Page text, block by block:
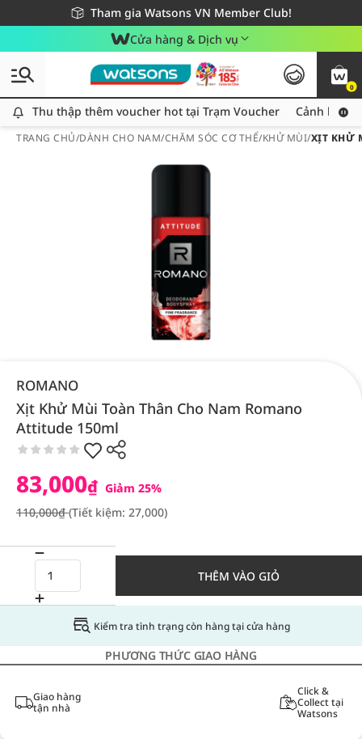
Tham gia Watsons VN Member Club!
Miễn phí giao hàng cho đơn hàng từ 249,000Đ
Giao hàng nhanh 24h - Áp dụng khu vực TP. Hồ Chí Minh
Cửa hàng & Dịch vụ
0
Thu thập thêm voucher hot tại Trạm Voucher
Thu thập thêm voucher hot tại Trạm Voucher Cảnh báo
TRANG CHỦ/DÀNH CHO NAM/CHĂM SÓC CƠ THỂ/KHỬ MÙI/XỊT KHỬ
ROMANO
Xịt Khử Mùi Toàn Thân Cho Nam Romano
Attitude 150ml
83,000₫ Giảm 25%
110,000₫(Tiết kiệm: 27,000)
THÊM VÀO GIỎ
Kiểm tra tình trạng còn hàng tại cửa hàng
PHƯƠNG THỨC GIAO HÀNG
Giao hàng
tận nhà
Click &
Collect tại
Watsons